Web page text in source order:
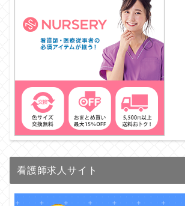
看護師求人サイト